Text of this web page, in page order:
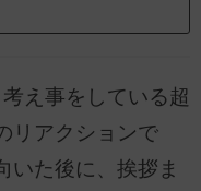
え事をしている超
リアクションで
いた後に、挨拶ま